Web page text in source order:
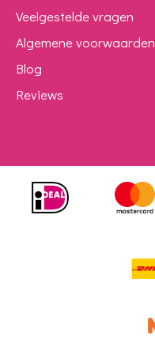
Veelgestelde vragen
Algemene voorwaarden
Blog
Reviews